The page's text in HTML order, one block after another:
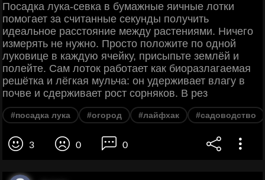
Посадка лука-севка в бумажные яичные лотки
помогает за считанные секунды получить
идеальное расстояние между растениями. Ничего
измерять не нужно. Просто положите по одной
луковице в каждую ячейку, присыпьте землёй и
полейте. Сам лоток работает как биоразлагаемая
решётка и лёгкая мульча: он удерживает влагу в
почве и сдерживает рост сорняков. В рез
#посадка лука #огород #лайфхак #садоводство
3 0 0